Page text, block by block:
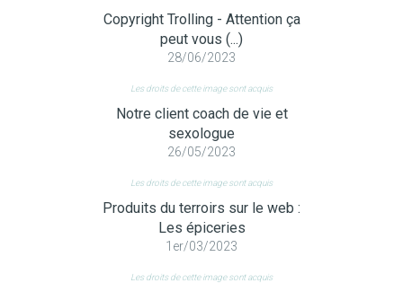
Copyright Trolling - Attention ça
peut vous (...)
28/06/2023
Les droits de cette image sont acquis
Notre client coach de vie et
sexologue
26/05/2023
Les droits de cette image sont acquis
Produits du terroirs sur le web :
Les épiceries
1er/03/2023
Les droits de cette image sont acquis